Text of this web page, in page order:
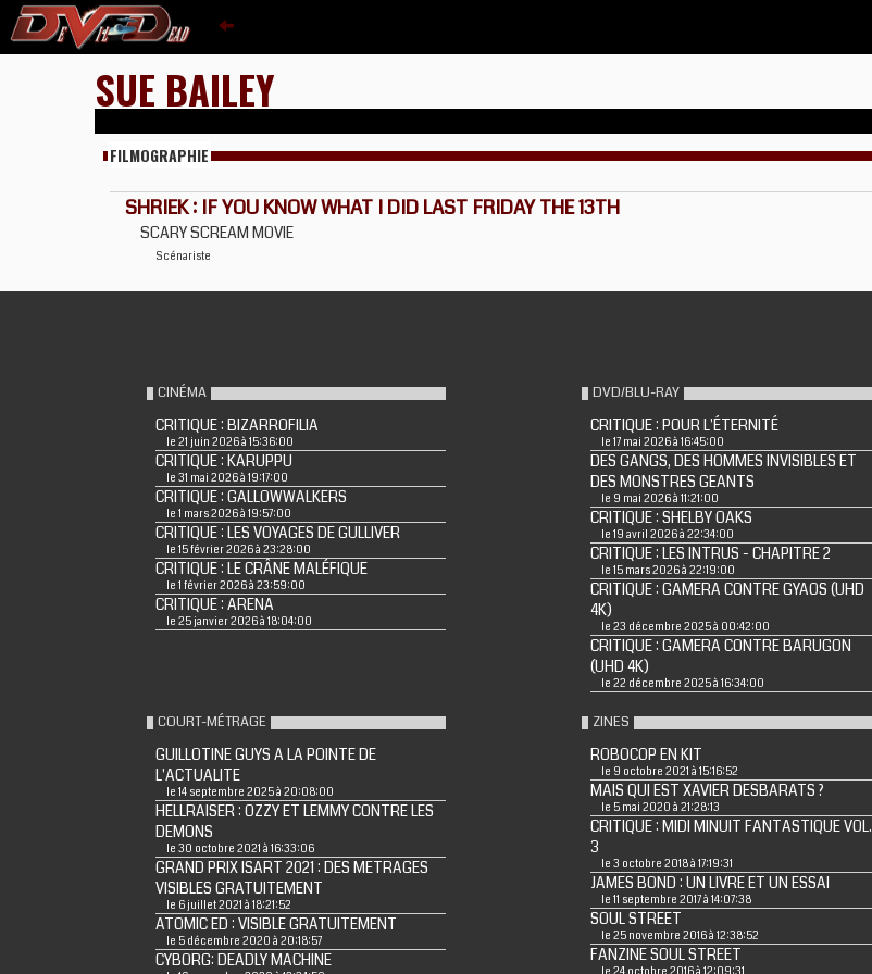
SUE BAILEY
FILMOGRAPHIE
SHRIEK : IF YOU KNOW WHAT I DID LAST FRIDAY THE 13TH
SCARY SCREAM MOVIE
Scénariste
CINÉMA
CRITIQUE : BIZARROFILIA
le 21 juin 2026 à 15:36:00
CRITIQUE : KARUPPU
le 31 mai 2026 à 19:17:00
CRITIQUE : GALLOWWALKERS
le 1 mars 2026 à 19:57:00
CRITIQUE : LES VOYAGES DE GULLIVER
le 15 février 2026 à 23:28:00
CRITIQUE : LE CRÂNE MALÉFIQUE
le 1 février 2026 à 23:59:00
CRITIQUE : ARENA
le 25 janvier 2026 à 18:04:00
DVD/BLU-RAY
CRITIQUE : POUR L'ÉTERNITÉ
le 17 mai 2026 à 16:45:00
DES GANGS, DES HOMMES INVISIBLES ET
DES MONSTRES GEANTS
le 9 mai 2026 à 11:21:00
CRITIQUE : SHELBY OAKS
le 19 avril 2026 à 22:34:00
CRITIQUE : LES INTRUS - CHAPITRE 2
le 15 mars 2026 à 22:19:00
CRITIQUE : GAMERA CONTRE GYAOS (UHD
4K)
le 23 décembre 2025 à 00:42:00
CRITIQUE : GAMERA CONTRE BARUGON
(UHD 4K)
le 22 décembre 2025 à 16:34:00
COURT-MÉTRAGE
GUILLOTINE GUYS A LA POINTE DE
L'ACTUALITE
le 14 septembre 2025 à 20:08:00
HELLRAISER : OZZY ET LEMMY CONTRE LES
DEMONS
le 30 octobre 2021 à 16:33:06
GRAND PRIX ISART 2021 : DES METRAGES
VISIBLES GRATUITEMENT
le 6 juillet 2021 à 18:21:52
ATOMIC ED : VISIBLE GRATUITEMENT
le 5 décembre 2020 à 20:18:57
CYBORG: DEADLY MACHINE
ZINES
ROBOCOP EN KIT
le 9 octobre 2021 à 15:16:52
MAIS QUI EST XAVIER DESBARATS ?
le 5 mai 2020 à 21:28:13
CRITIQUE : MIDI MINUIT FANTASTIQUE VOL.
3
le 3 octobre 2018 à 17:19:31
JAMES BOND : UN LIVRE ET UN ESSAI
le 11 septembre 2017 à 14:07:38
SOUL STREET
le 25 novembre 2016 à 12:38:52
FANZINE SOUL STREET